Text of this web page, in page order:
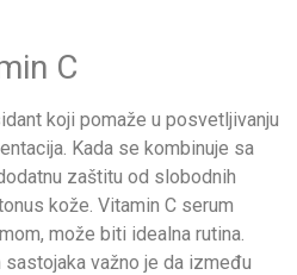
C
koji pomaže u posvetljivanju
Kada se kombinuje sa
zaštitu od slobodnih
kože. Vitamin C serum
može biti idealna rutina.
važno je da između